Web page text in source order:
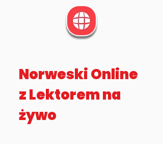
Virtua Lingua
Norweski Online
z Lektorem na
żywo